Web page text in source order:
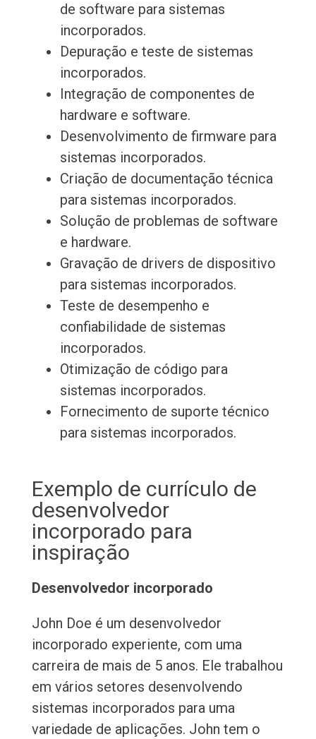
de software para sistemas
incorporados.
Depuração e teste de sistemas
incorporados.
Integração de componentes de
hardware e software.
Desenvolvimento de firmware para
sistemas incorporados.
Criação de documentação técnica
para sistemas incorporados.
Solução de problemas de software
e hardware.
Gravação de drivers de dispositivo
para sistemas incorporados.
Teste de desempenho e
confiabilidade de sistemas
incorporados.
Otimização de código para
sistemas incorporados.
Fornecimento de suporte técnico
para sistemas incorporados.
Exemplo de currículo de
desenvolvedor
incorporado para
inspiração
Desenvolvedor incorporado
John Doe é um desenvolvedor
incorporado experiente, com uma
carreira de mais de 5 anos. Ele trabalhou
em vários setores desenvolvendo
sistemas incorporados para uma
variedade de aplicações. John tem o